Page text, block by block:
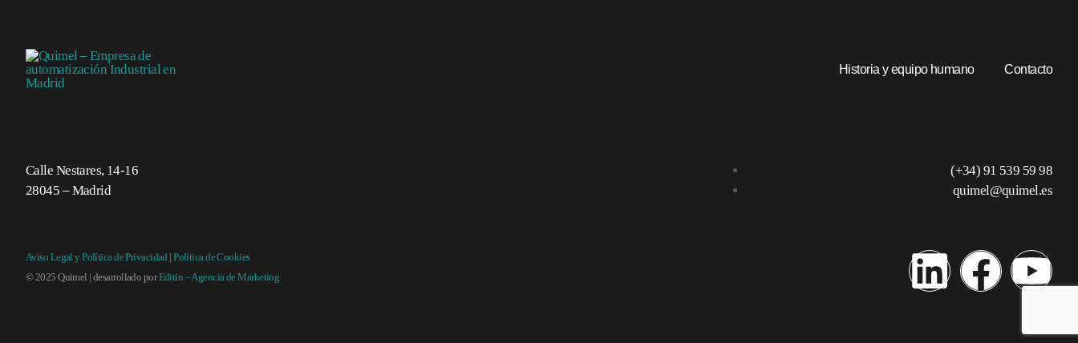
Historia y equipo humano Contacto
Calle Nestares, 14-16
28045 – Madrid
(+34) 91 539 59 98
quimel@quimel.es
Aviso Legal y Política de Privacidad |Política de Cookies
© 2025 Quimel | desarrollado porEditin – Agencia de Marketing